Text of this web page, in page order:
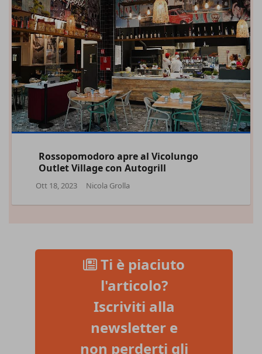
Rossopomodoro apre al Vicolungo
Outlet Village con Autogrill
Ott 18, 2023 Nicola Grolla
Ti è piaciuto
l'articolo?
Iscriviti alla
newsletter e
non perderti gli